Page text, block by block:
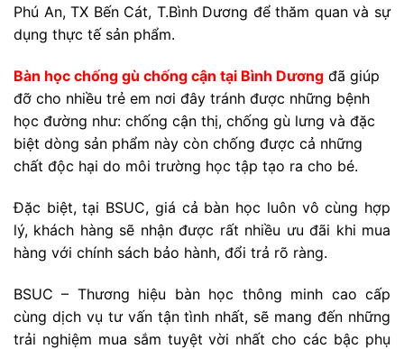
Phú An, TX Bến Cát, T.Bình Dương để thăm quan và sự
dụng thực tế sản phẩm.
Bàn học chống gù chống cận tại Bình Dương đã giúp
đỡ cho nhiều trẻ em nơi đây tránh được những bệnh
học đường như: chống cận thị, chống gù lưng và đặc
biệt dòng sản phẩm này còn chống được cả những
chất độc hại do môi trường học tập tạo ra cho bé.
Đặc biệt, tại BSUC, giá cả bàn học luôn vô cùng hợp
lý, khách hàng sẽ nhận được rất nhiều ưu đãi khi mua
hàng với chính sách bảo hành, đổi trả rõ ràng.
BSUC – Thương hiệu bàn học thông minh cao cấp
cùng dịch vụ tư vấn tận tình nhất, sẽ mang đến những
trải nghiệm mua sắm tuyệt vời nhất cho các bậc phụ